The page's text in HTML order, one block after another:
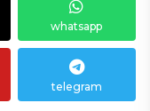
whatsapp
telegram